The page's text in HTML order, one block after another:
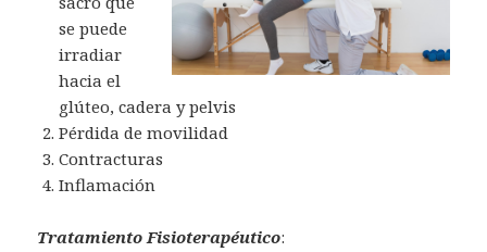
se puede
irradiar
hacia el
glúteo, cadera y pelvis
Pérdida de movilidad
Contracturas
Inflamación
Tratamiento Fisioterapéutico: